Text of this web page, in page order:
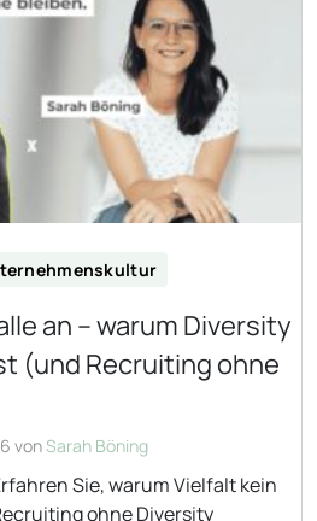
an – warum Diversity
(und Recruiting ohne
vonSarah Böning
Sie, warum Vielfalt kein
ohne Diversity